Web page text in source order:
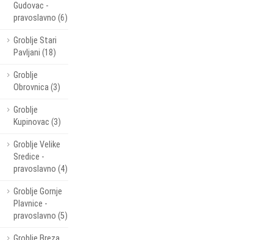
Gudovac -
pravoslavno (6)
Groblje Stari
Pavljani (18)
Groblje
Obrovnica (3)
Groblje
Kupinovac (3)
Groblje Velike
Sredice -
pravoslavno (4)
Groblje Gornje
Plavnice -
pravoslavno (5)